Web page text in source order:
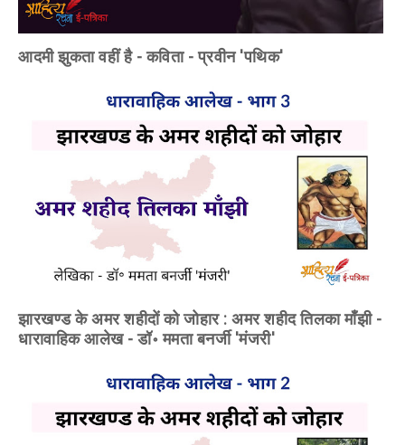
आदमी झुकता वहीं है - कविता - प्रवीन 'पथिक'
झारखण्ड के अमर शहीदों को जोहार : अमर शहीद तिलका माँझी -
धारावाहिक आलेख - डॉ॰ ममता बनर्जी 'मंजरी'